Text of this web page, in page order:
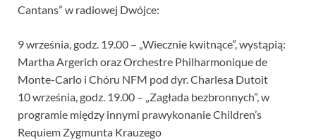
Cantans” w radiowej Dwójce:
9 września, godz. 19.00 – „Wiecznie kwitnące”, wystąpią:
Martha Argerich oraz Orchestre Philharmonique de
Monte-Carlo i Chóru NFM pod dyr. Charlesa Dutoit
10 września, godz. 19.00 – „Zagłada bezbronnych”, w
programie między innymi prawykonanie Children’s
Requiem Zygmunta Krauzego